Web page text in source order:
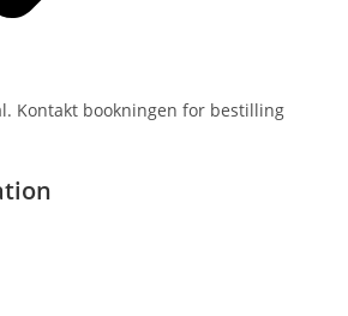
Kontakt bookningen for bestilling